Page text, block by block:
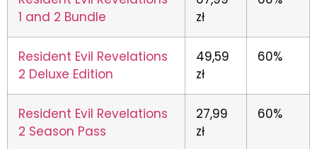
1 and 2 Bundle
zł
Resident Evil Revelations
2 Deluxe Edition
49,59
zł
60%
Resident Evil Revelations
2 Season Pass
27,99
zł
60%